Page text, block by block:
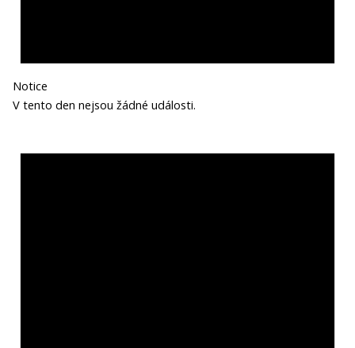
Notice
V tento den nejsou žádné události.